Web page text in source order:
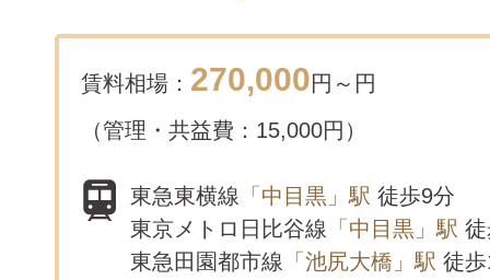
賃料相場： 270,000円～ 円
（管理・共益費：15,000円）
東急東横線 「中目黒」駅 徒歩9分
東京メトロ日比谷線 「中目黒」駅
東急田園都市線 「池尻大橋」駅 徒